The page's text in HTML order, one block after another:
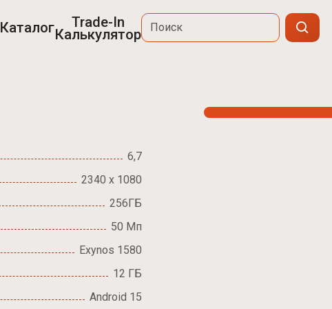
Каталог Trade-In
Калькулятор
6,7
2340 x 1080
256ГБ
50 Мп
Exynos 1580
12 ГБ
Android 15